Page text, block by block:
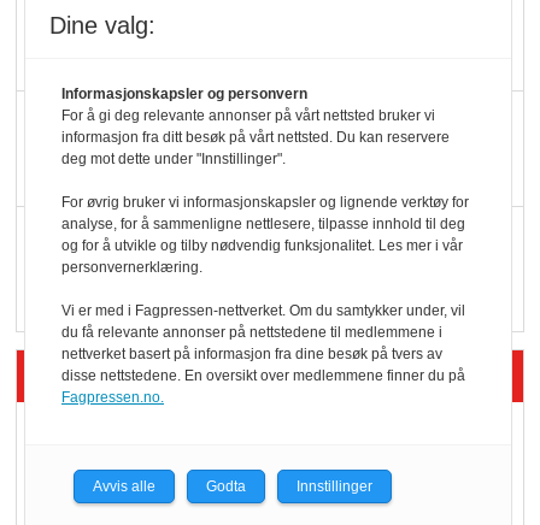
KI lager mat i butikken
Q passerte 1 milliard i
Rema i 2025
Siste artikler - Økologisk
yoghurt: Trues av
melkemangel
Dine valg:
Informasjonskapsler og personvern
For å gi deg relevante annonser på vårt nettsted bruker vi
informasjon fra ditt besøk på vårt nettsted. Du kan reservere
deg mot dette under "Innstillinger".
For øvrig bruker vi informasjonskapsler og lignende verktøy for
analyse, for å sammenligne nettlesere, tilpasse innhold til deg
og for å utvikle og tilby nødvendig funksjonalitet. Les mer i vår
personvernerklæring.
Vi er med i Fagpressen-nettverket. Om du samtykker under, vil
du få relevante annonser på nettstedene til medlemmene i
nettverket basert på informasjon fra dine besøk på tvers av
disse nettstedene. En oversikt over medlemmene finner du på
Fagpressen.no.
Avvis alle Godta Innstillinger